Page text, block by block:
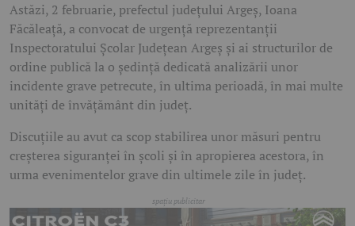
Astăzi, 2 februarie, prefectul județului Argeș, Ioana
Făcăleață, a convocat de urgență reprezentanții
Inspectoratului Școlar Județean Argeș și ai structurilor de
ordine publică la o ședință dedicată analizării unor
incidente grave petrecute, în ultima perioadă, în mai multe
unități de învățământ din județ.
Discuțiile au avut ca scop stabilirea unor măsuri pentru
creșterea siguranței în școli și în apropierea acestora, în
urma evenimentelor grave din ultimele zile în județ.